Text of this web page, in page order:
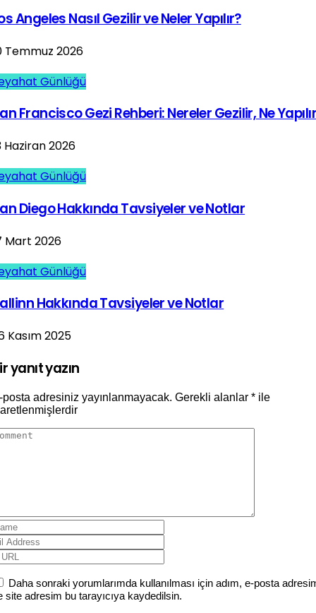
Angeles Nasıl Gezilir ve Neler Yapılır?
Temmuz 2026
Günlüğü
Francisco Gezi Rehberi: Nereler Gezilir, Ne
Haziran 2026
Günlüğü
Diego Hakkında Tavsiyeler ve Notlar
Mart 2026
Günlüğü
Hakkında Tavsiyeler ve Notlar
Kasım 2025
yanıt yazın
posta adresiniz yayınlanmayacak. Gerekli alanlar * ile
Daha sonraki yorumlarımda kullanılması için adım, e-posta
site adresim bu tarayıcıya kaydedilsin.